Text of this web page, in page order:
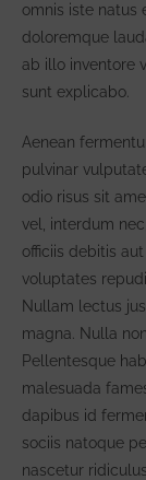
omnis iste natus
doloremque
ab illo inventore
sunt explicabo.
Aenean
pulvinar
odio risus sit
vel, interdum
officiis debitis
voluptates
Nullam lectus
magna. Nulla
Pellentesque
malesuada
dapibus id
sociis natoque
nascetur